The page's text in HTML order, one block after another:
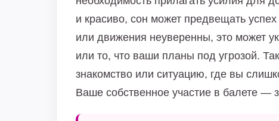
и красиво, сон может предвещать
или движения неуверенны, это может
или то, что ваши планы под угрозой.
знакомство или ситуацию, где вы
Ваше собственное участие в балете —